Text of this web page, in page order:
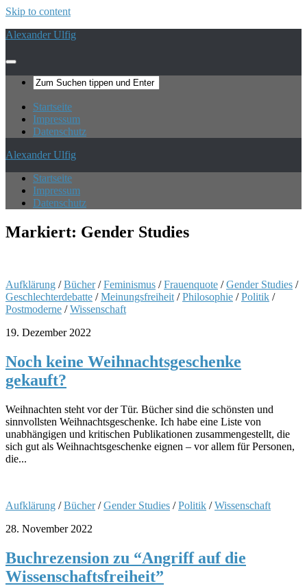
Skip to content
Alexander Ulfig
Startseite
Impressum
Datenschutz
Alexander Ulfig
Startseite
Impressum
Datenschutz
Markiert: Gender Studies
Aufklärung /Bücher/Feminismus /Frauenquote /Gender Studies /
Geschlechterdebatte /Meinungsfreiheit /Philosophie /Politik /
Postmoderne /Wissenschaft
19. Dezember 2022
Noch keine Weihnachtsgeschenke
gekauft?
Weihnachten steht vor der Tür. Bücher sind die schönsten und
sinnvollsten Weihnachtsgeschenke. Ich habe eine Liste von
unabhängigen und kritischen Publikationen zusammengestellt, die
sich gut als Weihnachtsgeschenke eignen – vor allem für Personen,
die...
Aufklärung /Bücher/Gender Studies /Politik /Wissenschaft
28. November 2022
Buchrezension zu “Angriff auf die
Wissenschaftsfreiheit”